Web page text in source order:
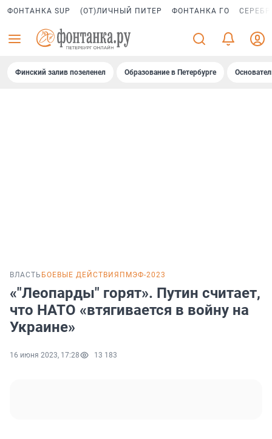
ФОНТАНКА SUP (ОТ)ЛИЧНЫЙ ПИТЕР ФОНТАНКА ГО
Финский залив позеленел Образование в Петербурге
ВЛАСТЬ БОЕВЫЕ ДЕЙСТВИЯ ПМЭФ-2023
«"Леопарды" горят». Путин считает,
что НАТО «втягивается в войну на
Украине»
16 июня 2023, 17:28 13 183